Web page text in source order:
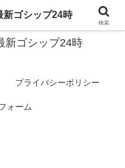
のゴシップがここに集結
新ゴシップ24時
プライバシーポリシー
ォーム
新ゴシップ24時
検索